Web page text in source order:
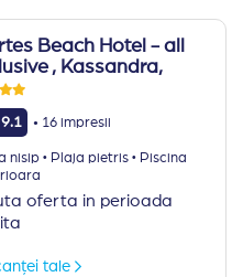
Beach Hotel - all
, Kassandra,
9.1 · 16 impresii
nisip ·Plaja pietris ·Piscina
oferta in perioada
tale